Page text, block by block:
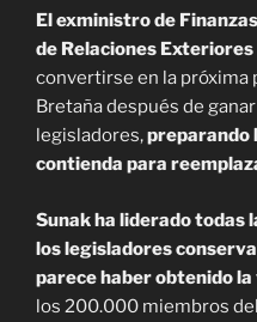
El exministro de
de Relaciones Exteriores
convertirse en la próxima
Bretaña después de
legisladores,preparando
contienda para
Sunak ha liderado todas
los legisladores
parece haber obtenido
los 200.000 miembros